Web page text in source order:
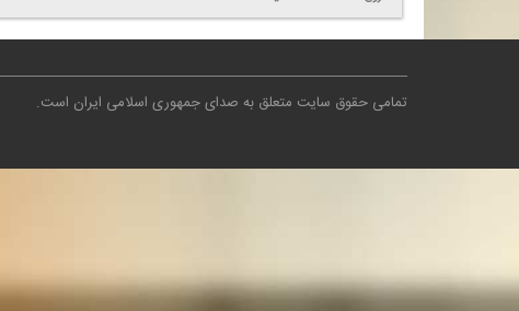
تمامی حقوق سایت متعلق به صدای جمهوری اسلامی ایران است.